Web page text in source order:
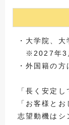
・大学院、
※2027年3
・外国籍の
「長く安定し
「お客様と
志望動機はシ